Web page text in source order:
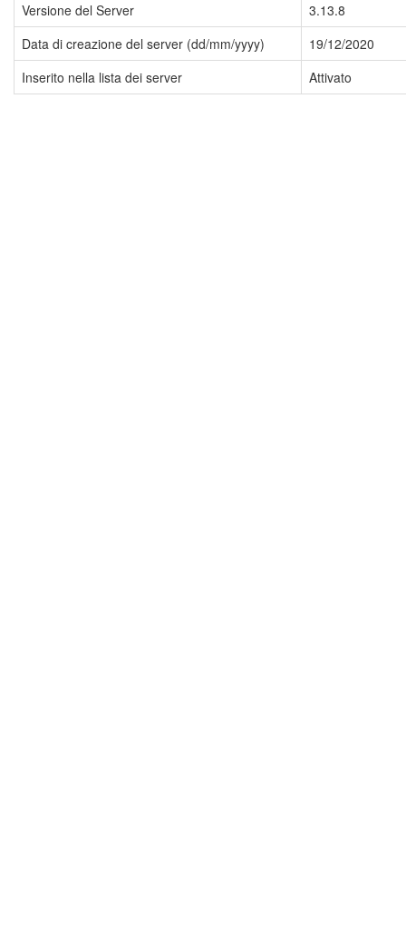
Versione del Server
3.13.8
Data di creazione del server (dd/mm/yyyy)
19/12/2020
Inserito nella lista dei server
Attivato